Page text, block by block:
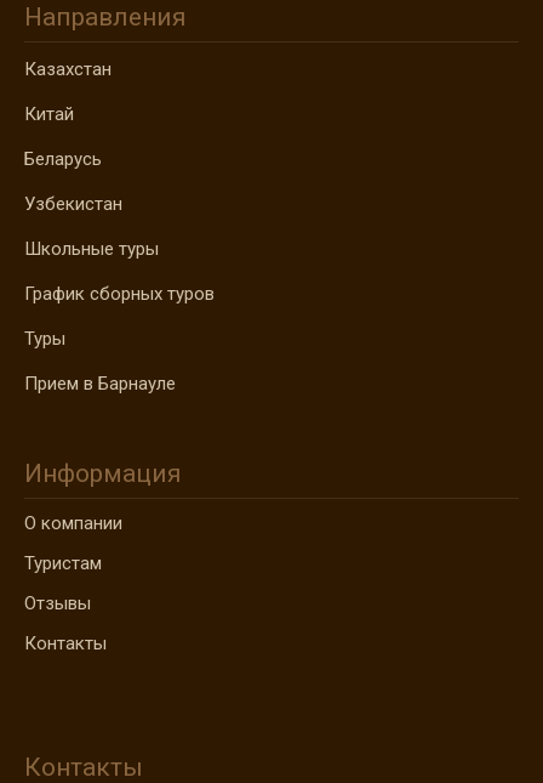
Направления
Казахстан
Китай
Беларусь
Узбекистан
Школьные туры
График сборных туров
Туры
Прием в Барнауле
Информация
О компании
Туристам
Отзывы
Контакты
Контакты